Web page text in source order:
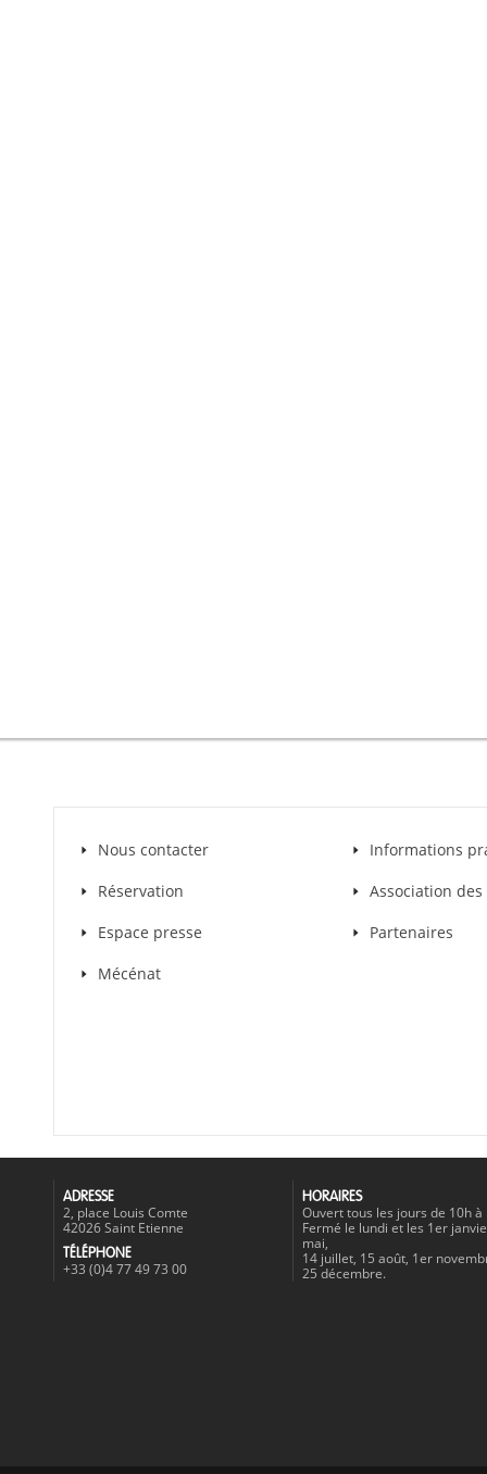
Nous contacter
Informations
Réservation
Association
Espace presse
Partenaires
Mécénat
ADRESSE
2, place Louis Comte
42026 Saint Etienne
TÉLÉPHONE
+33 (0)4 77 49 73 00
HORAIRES
Ouvert tous les jours de 10h à
Fermé le lundi et les 1er
mai,
14 juillet, 15 août, 1er
25 décembre.